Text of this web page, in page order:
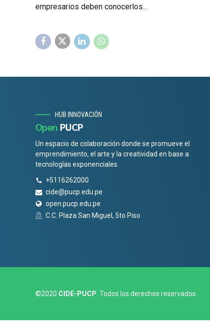
empresarios deben conocerlos...
HUB INNOVACIÓN
Open PUCP
Un espacio de colaboración donde se promueve el
emprendimiento, el arte y la creatividad en base a
tecnologías exponenciales.
+5116262000
cide@pucp.edu.pe
open.pucp.edu.pe
C.C. Plaza San Miguel, 5to Piso
©2020 CIDE-PUCP . Todos los derechos reservados.